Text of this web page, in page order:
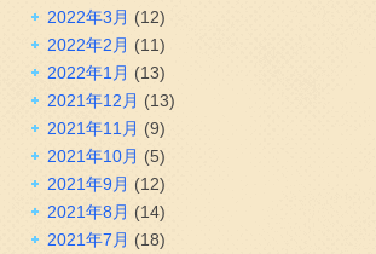
2022年3月 (12)
2022年2月 (11)
2022年1月 (13)
2021年12月 (13)
2021年11月 (9)
2021年10月 (5)
2021年9月 (12)
2021年8月 (14)
2021年7月 (18)